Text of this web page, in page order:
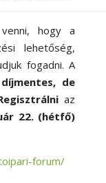
hogy a
lehetőség,
fogadni. A
de
az
22. (hétfő)
forum/